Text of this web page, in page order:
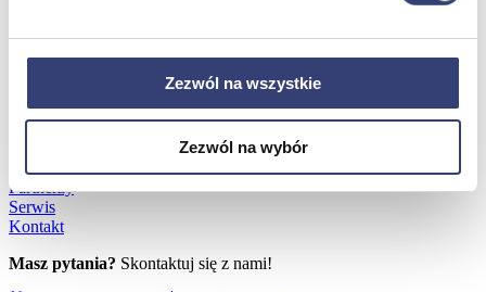
Zezwól na wszystkie
Zezwól na wybór
Dofinansowania
Filmy
Nasze marki
Partnerzy
Serwis
Kontakt
Masz pytania? Skontaktuj się z nami!